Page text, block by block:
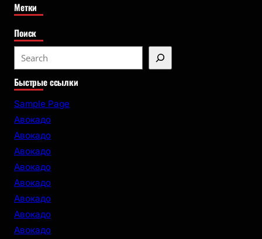
Метки
Поиск
e
a
r
Быстрые ссылки
Sample Page
Авокадо
Авокадо
Авокадо
Авокадо
Авокадо
Авокадо
Авокадо
Авокадо